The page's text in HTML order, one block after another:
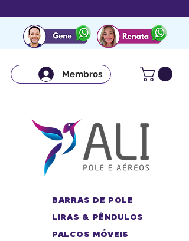
Membros
BARRAS DE POLE
LIRAS & PÊNDULOS
PALCOS MÓVEIS